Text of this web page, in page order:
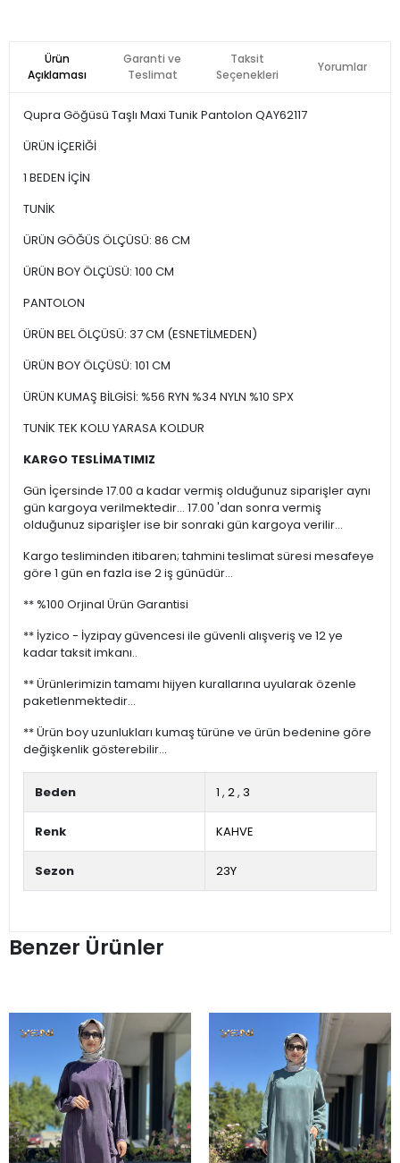
Ürün
Açıklaması
Garanti ve
Teslimat
Taksit
Seçenekleri
Yorumlar
Qupra Göğüsü Taşlı Maxi Tunik Pantolon QAY62117
ÜRÜN İÇERİĞİ
1 BEDEN İÇİN
TUNİK
ÜRÜN GÖĞÜS ÖLÇÜSÜ: 86 CM
ÜRÜN BOY ÖLÇÜSÜ: 100 CM
PANTOLON
ÜRÜN BEL ÖLÇÜSÜ: 37 CM (ESNETİLMEDEN)
ÜRÜN BOY ÖLÇÜSÜ: 101 CM
ÜRÜN KUMAŞ BİLGİSİ: %56 RYN %34 NYLN %10 SPX
TUNİK TEK KOLU YARASA KOLDUR
KARGO TESLİMATIMIZ
Gün İçersinde 17.00 a kadar vermiş olduğunuz siparişler aynı
gün kargoya verilmektedir... 17.00 'dan sonra vermiş
olduğunuz siparişler ise bir sonraki gün kargoya verilir...
Kargo tesliminden itibaren; tahmini teslimat süresi mesafeye
göre 1 gün en fazla ise 2 iş günüdür...
** %100 Orjinal Ürün Garantisi
** İyzico - İyzipay güvencesi ile güvenli alışveriş ve 12 ye
kadar taksit imkanı..
** Ürünlerimizin tamamı hijyen kurallarına uyularak özenle
paketlenmektedir...
** Ürün boy uzunlukları kumaş türüne ve ürün bedenine göre
değişkenlik gösterebilir...
Beden 1 , 2, 3
Renk KAHVE
Sezon 23Y
Benzer Ürünler